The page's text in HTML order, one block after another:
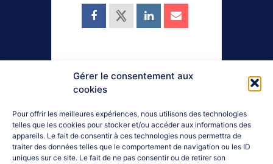
Gérer le consentement aux
cookies
Pour offrir les meilleures expériences, nous utilisons des technologies
telles que les cookies pour stocker et/ou accéder aux informations des
appareils. Le fait de consentir à ces technologies nous permettra de
traiter des données telles que le comportement de navigation ou les ID
uniques sur ce site. Le fait de ne pas consentir ou de retirer son
Contactez-nous : 04 92 52 18 72
hautesalpes@franceolympique.com
Adresse : Immeuble " Le Neptune " - 140 boulevard Georges
Pompidou - 05000 GAP